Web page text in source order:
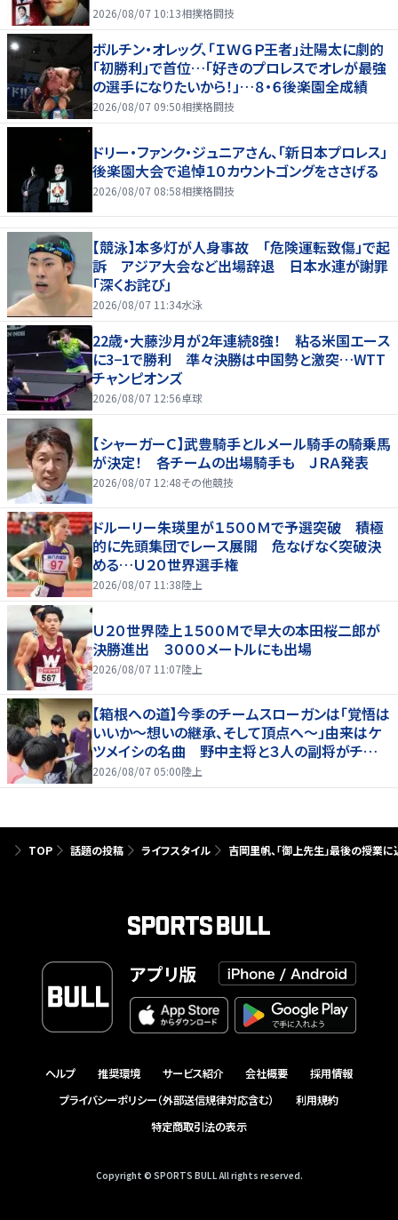
2026/08/07 10:13相撲格闘技
ボルチン・オレッグ、「ＩＷＧＰ王者」辻陽太に劇的
「初勝利」で首位…「好きのプロレスでオレが最強
の選手になりたいから！」…８・６後楽園全成績
2026/08/07 09:50相撲格闘技
ドリー・ファンク・ジュニアさん、「新日本プロレス」
後楽園大会で追悼１０カウントゴングをささげる
2026/08/07 08:58相撲格闘技
【競泳】本多灯が人身事故 「危険運転致傷」で起
訴 アジア大会など出場辞退 日本水連が謝罪
「深くお詫び」
2026/08/07 11:34水泳
22歳・大藤沙月が2年連続8強！ 粘る米国エース
に3−1で勝利 準々決勝は中国勢と激突…WTT
チャンピオンズ
2026/08/07 12:56卓球
【シャーガーＣ】武豊騎手とルメール騎手の騎乗馬
が決定！ 各チームの出場騎手も ＪＲＡ発表
2026/08/07 12:48その他競技
ドルーリー朱瑛里が１５００Ｍで予選突破 積極
的に先頭集団でレース展開 危なげなく突破決
める…Ｕ２０世界選手権
2026/08/07 11:38陸上
Ｕ２０世界陸上１５００Ｍで早大の本田桜二郎が
決勝進出 ３０００メートルにも出場
2026/08/07 11:07陸上
【箱根への道】今季のチームスローガンは「覚悟は
いいか～想いの継承、そして頂点へ～」由来はケ
ツメイシの名曲 野中主将と３人の副将がチーム
を引っ張る…夏合宿特集第１弾、国学院大
2026/08/07 05:00陸上
TOP 話題の投稿 ライフスタイル 吉岡里帆、「御上先生」最後の授業
アプリ版
ヘルプ 推奨環境 サービス紹介 会社概要
採用情報
プライバシーポリシー（外部送信規律対応含む）
利用規約
特定商取引法の表示
Copyright © SPORTS BULL All rights reserved.